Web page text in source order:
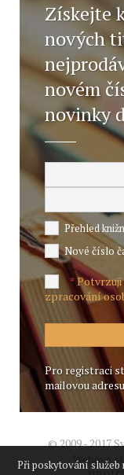
Získejte
nových
novém
novinky
Přehled
Nové číslo
*Potvrzuji
zpracování
Pro registraci
mailovou
© 2009 - 2017
Webové
Při poskytování služeb